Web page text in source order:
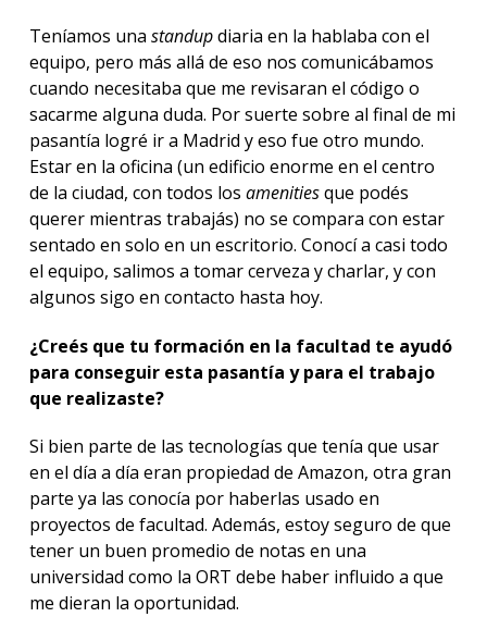
Teníamos una standupdiaria en la hablaba con el
equipo, pero más allá de eso nos comunicábamos
cuando necesitaba que me revisaran el código o
sacarme alguna duda. Por suerte sobre al final de mi
pasantía logré ir a Madrid y eso fue otro mundo.
Estar en la oficina (un edificio enorme en el centro
de la ciudad, con todos los amenitiesque podés
querer mientras trabajás) no se compara con estar
sentado en solo en un escritorio. Conocí a casi todo
el equipo, salimos a tomar cerveza y charlar, y con
algunos sigo en contacto hasta hoy.
¿Creés que tu formación en la facultad te ayudó
para conseguir esta pasantía y para el trabajo
que realizaste?
Si bien parte de las tecnologías que tenía que usar
en el día a día eran propiedad de Amazon, otra gran
parte ya las conocía por haberlas usado en
proyectos de facultad. Además, estoy seguro de que
tener un buen promedio de notas en una
universidad como la ORT debe haber influido a que
me dieran la oportunidad.